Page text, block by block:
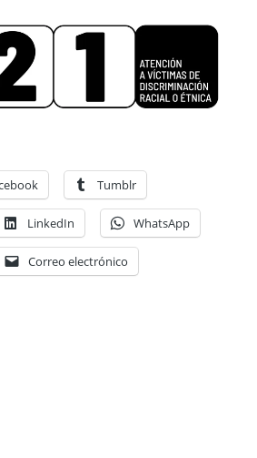
Tumblr
LinkedIn WhatsApp
Correo electrónico